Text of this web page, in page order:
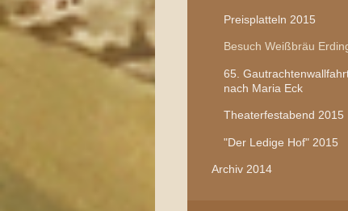
Preisplatteln 2015
Besuch Weißbräu
65.
nach Maria Eck
Theaterfestabend 2015
"Der Ledige Hof" 2015
Archiv 2014